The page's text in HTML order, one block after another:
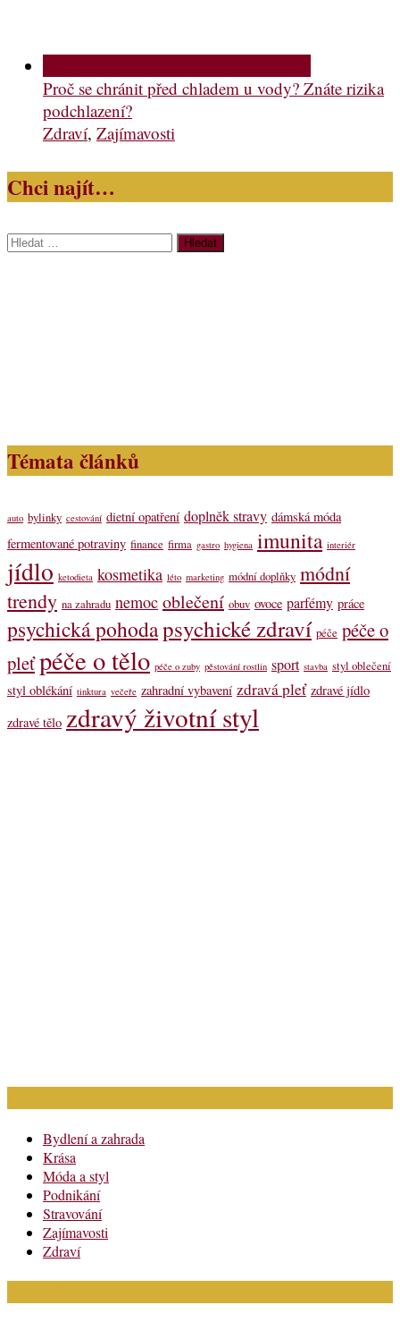
Proč se chránit před chladem u vody? Znáte rizika
podchlazení?
Zdraví, Zajímavosti
Chci najít…
Vyhledávání
Témata článků
auto bylinky cestování dietní opatření doplněk stravy dámská móda
fermentované potraviny finance firma gastro hygiena imunita interiér
jídlo ketodieta kosmetika léto marketing módní doplňky módní
trendy na zahradu nemoc oblečení obuv ovoce parfémy práce
psychická pohodapsychické zdraví péče péče o
pleťpéče o tělo péče o zuby pěstování rostlin sport stavba styl oblečení
styl oblékání tinktura večeře zahradní vybavení zdravá pleť zdravé jídlo
zdravé tělo zdravý životní styl
Bydlení a zahrada
Krása
Móda a styl
Podnikání
Stravování
Zajímavosti
Zdraví